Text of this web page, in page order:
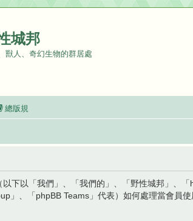
城邦
獸人、奇幻生物的群居處
總版規
下以「我們」、「我們的」、「野性城邦」、
」、「phpBB Teams」代表）如何處理當會員